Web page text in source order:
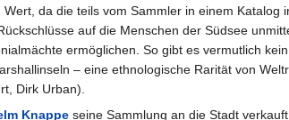
da die teils vom Sammler in einem Katalog
auf die Menschen der Südsee
ermöglichen. So gibt es vermutlich
– eine ethnologische Rarität von
Dirk Urban).
Knappe seine Sammlung an die Stadt